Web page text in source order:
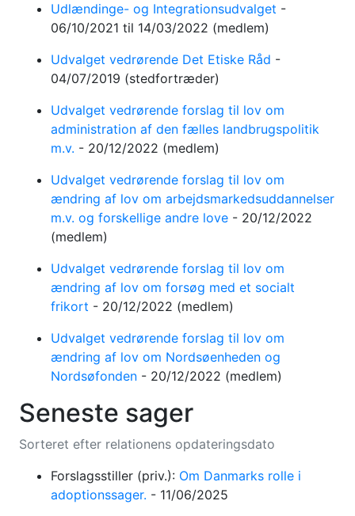
Udlændinge- og Integrationsudvalget -
06/10/2021 til 14/03/2022 (medlem)
Udvalget vedrørende Det Etiske Råd -
04/07/2019 (stedfortræder)
Udvalget vedrørende forslag til lov om
administration af den fælles landbrugspolitik
m.v. - 20/12/2022 (medlem)
Udvalget vedrørende forslag til lov om
ændring af lov om arbejdsmarkedsuddannelser
m.v. og forskellige andre love - 20/12/2022
(medlem)
Udvalget vedrørende forslag til lov om
ændring af lov om forsøg med et socialt
frikort - 20/12/2022 (medlem)
Udvalget vedrørende forslag til lov om
ændring af lov om Nordsøenheden og
Nordsøfonden - 20/12/2022 (medlem)
Seneste sager
Sorteret efter relationens opdateringsdato
Forslagsstiller (priv.): Om Danmarks rolle i
adoptionssager. - 11/06/2025